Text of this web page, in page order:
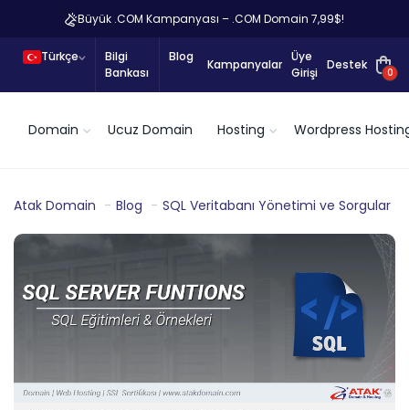
Büyük .COM Kampanyası – .COM Domain 7,99$!
Türkçe
Bilgi
Bankası
Blog
Kampanyalar
Üye
Girişi
Destek
0
Domain Ucuz Domain Hosting Wordpress
Atak Domain Blog SQL Veritabanı Yönetimi ve Sorgular